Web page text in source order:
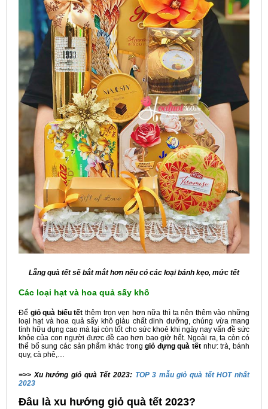
Lẵng quà tết sẽ bắt mắt hơn nếu có các loại bánh kẹo, mức tết
Các loại hạt và hoa quả sấy khô
Để giỏ quà biếu tết thêm trọn vẹn hơn nữa thì ta nên thêm vào những
loại hạt và hoa quả sấy khô giàu chất dinh dưỡng, chúng vừa mang
tính hữu dụng cao mà lại còn tốt cho sức khoẻ khi ngày nay vấn đề sức
khỏe của con người được đề cao hơn bao giờ hết. Ngoài ra, ta còn có
thể bổ sung các sản phẩm khác tronggiỏ đựng quà tết như: trà, bánh
quy, cà phê,…
=>> Xu hướng giỏ quà Tết 2023: TOP 3 mẫu giỏ quà tết HOT nhất
2023
Đâu là xu hướng giỏ quà tết 2023?